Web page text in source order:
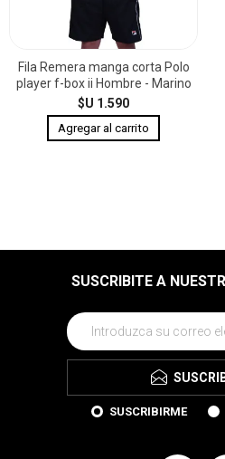
Fila Remera manga corta Polo
player f-box ii Hombre - Marino
$U 1.590
SUSCRIBITE A
SUSCRIBIRME